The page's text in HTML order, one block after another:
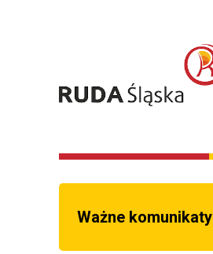
Ważne komunikaty